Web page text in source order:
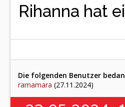
Rihanna hat
Die folgenden Benutzer
ramamara (27.11.2024)